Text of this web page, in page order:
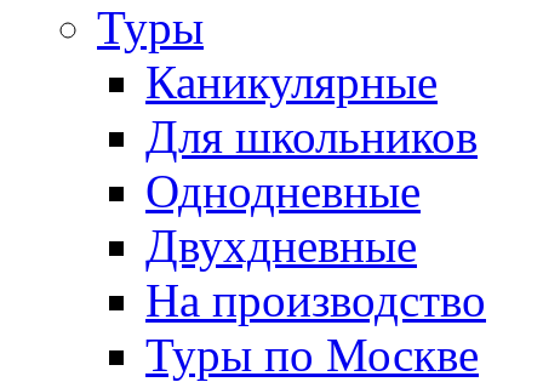
Туры
Каникулярные
Для школьников
Однодневные
Двухдневные
На производство
Туры по Москве